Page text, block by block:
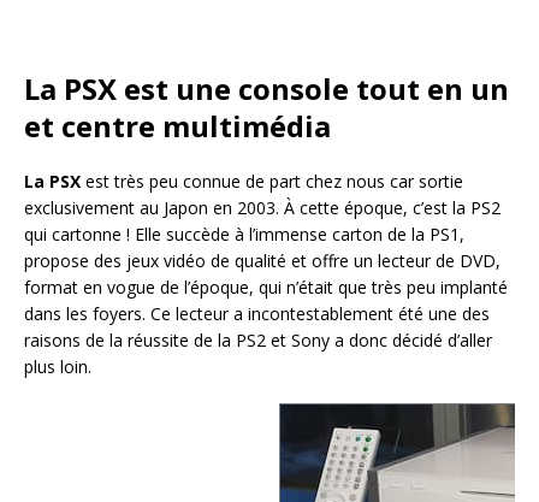
La PSX est une console tout en un
et centre multimédia
La PSX est très peu connue de part chez nous car sortie
exclusivement au Japon en 2003. À cette époque, c’est la PS2
qui cartonne ! Elle succède à l’immense carton de la PS1,
propose des jeux vidéo de qualité et offre un lecteur de DVD,
format en vogue de l’époque, qui n’était que très peu implanté
dans les foyers. Ce lecteur a incontestablement été une des
raisons de la réussite de la PS2 et Sony a donc décidé d’aller
plus loin.